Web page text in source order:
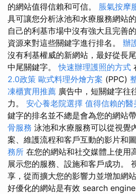
的網站值得信賴和可信。 脹氣按摩
具可讓您分析泳池和水療服務網站
自己的利基市場中沒有強大且完善
資源來對這些關鍵字進行排名。 辦
沒有利基權威的新網站，最好從長
中尾關鍵字。快速辦理護照的方式
2.0政策 歐式料理外燴方案 (PPC)
凍櫃實用推薦 廣告中，短關鍵字往
力。 安心養老院選擇 值得信賴的醫
鍵字的排名並不總是會為您的網站
骨服務 泳池和水療服務可以從視覺
案、維護流程和客戶互動的影片和
務所 在您的網站和社交媒體上使用
展示您的服務、設施和客戶成功。
享，從而擴大您的影響力並增加網
好優化的網站是有效 search